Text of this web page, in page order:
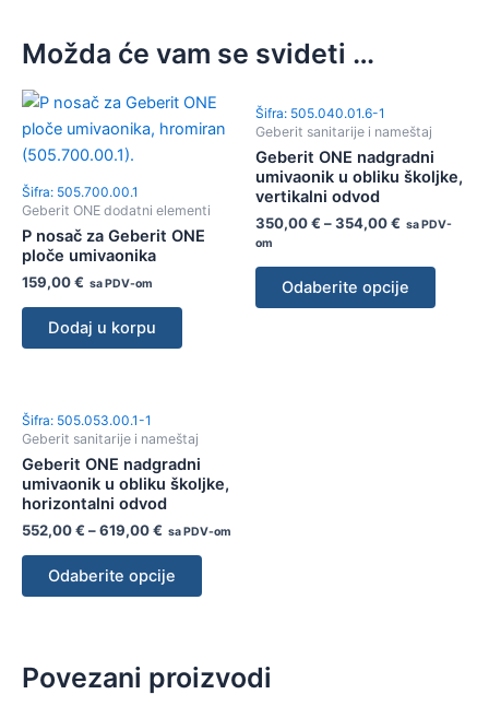
Možda će vam se svideti …
Šifra: 505.700.00.1
Geberit ONE dodatni elementi
P nosač za Geberit ONE
ploče umivaonika
159,00€ sa PDV-om
Dodaj u korpu
Šifra: 505.040.01.6-1
Geberit sanitarije i nameštaj
Geberit ONE nadgradni
umivaonik u obliku školjke,
vertikalni odvod
350,00€ –354,00€ sa PDV-
om
Odaberite opcije
Šifra: 505.053.00.1-1
Geberit sanitarije i nameštaj
Geberit ONE nadgradni
umivaonik u obliku školjke,
horizontalni odvod
552,00€ –619,00€ sa PDV-om
Odaberite opcije
Povezani proizvodi